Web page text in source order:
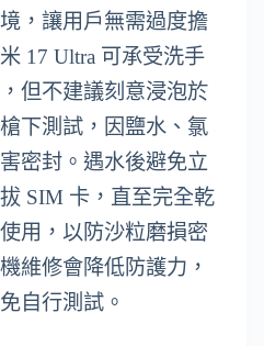
，讓用戶無需過度擔
17 Ultra 可承受洗手
但不建議刻意浸泡於
下測試，因鹽水、氯
密封。遇水後避免立
SIM 卡，直至完全乾
用，以防沙粒磨損密
維修會降低防護力，
自行測試。